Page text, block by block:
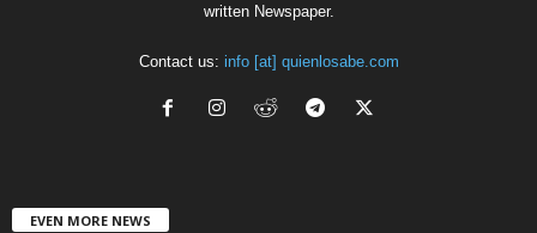
written Newspaper.
Contact us: info [at] quienlosabe.com
EVEN MORE NEWS